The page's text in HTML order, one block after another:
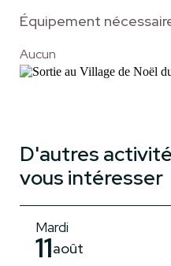
Équipement
Aucun
D'autres
vous intéresser
Mardi
11août